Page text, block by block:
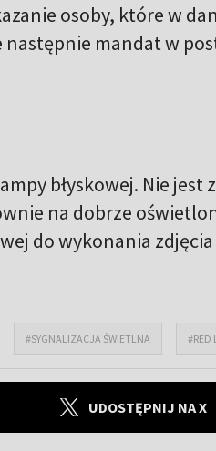
osoby, które w
mandat w
błyskowej. Nie jest
na dobrze
do wykonania
#SYGNALIZACJA ŚWIETLNA #RED
UDOSTĘPNIJ NA X